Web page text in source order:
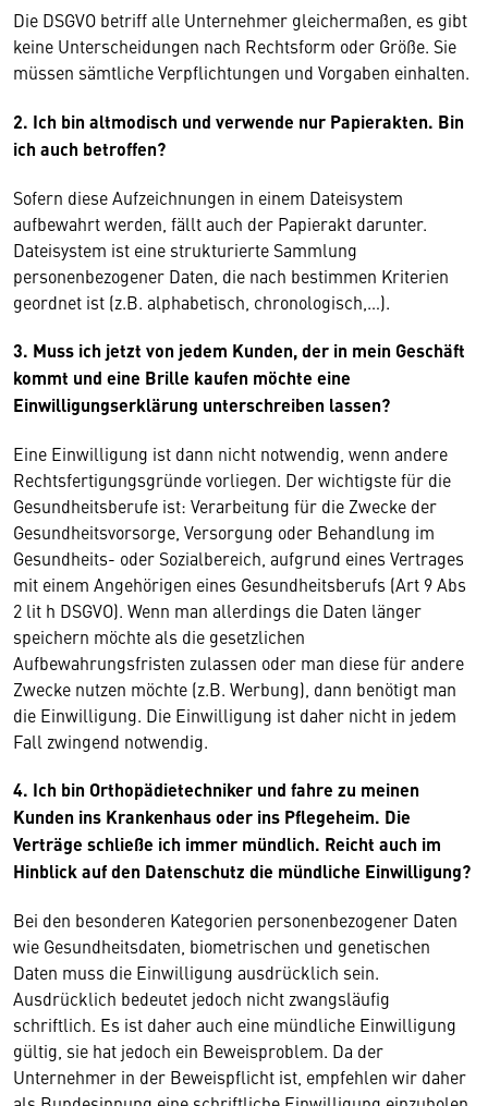
Die DSGVO betriff alle Unternehmer gleichermaßen, es gibt
keine Unterscheidungen nach Rechtsform oder Größe. Sie
müssen sämtliche Verpflichtungen und Vorgaben einhalten.
2. Ich bin altmodisch und verwende nur Papierakten. Bin
ich auch betroffen?
Sofern diese Aufzeichnungen in einem Dateisystem
aufbewahrt werden, fällt auch der Papierakt darunter.
Dateisystem ist eine strukturierte Sammlung
personenbezogener Daten, die nach bestimmen Kriterien
geordnet ist (z.B. alphabetisch, chronologisch,…).
3. Muss ich jetzt von jedem Kunden, der in mein Geschäft
kommt und eine Brille kaufen möchte eine
Einwilligungserklärung unterschreiben lassen?
Eine Einwilligung ist dann nicht notwendig, wenn andere
Rechtsfertigungsgründe vorliegen. Der wichtigste für die
Gesundheitsberufe ist: Verarbeitung für die Zwecke der
Gesundheitsvorsorge, Versorgung oder Behandlung im
Gesundheits- oder Sozialbereich, aufgrund eines Vertrages
mit einem Angehörigen eines Gesundheitsberufs (Art 9 Abs
2 lit h DSGVO). Wenn man allerdings die Daten länger
speichern möchte als die gesetzlichen
Aufbewahrungsfristen zulassen oder man diese für andere
Zwecke nutzen möchte (z.B. Werbung), dann benötigt man
die Einwilligung. Die Einwilligung ist daher nicht in jedem
Fall zwingend notwendig.
4. Ich bin Orthopädietechniker und fahre zu meinen
Kunden ins Krankenhaus oder ins Pflegeheim. Die
Verträge schließe ich immer mündlich. Reicht auch im
Hinblick auf den Datenschutz die mündliche Einwilligung?
Bei den besonderen Kategorien personenbezogener Daten
wie Gesundheitsdaten, biometrischen und genetischen
Daten muss die Einwilligung ausdrücklich sein.
Ausdrücklich bedeutet jedoch nicht zwangsläufig
schriftlich. Es ist daher auch eine mündliche Einwilligung
gültig, sie hat jedoch ein Beweisproblem. Da der
Unternehmer in der Beweispflicht ist, empfehlen wir daher